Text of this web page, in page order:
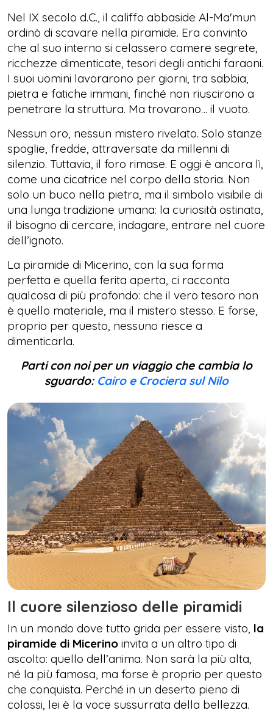
Nel IX secolo d.C., il califfo abbaside Al-Ma'mun
ordinò di scavare nella piramide. Era convinto
che al suo interno si celassero camere segrete,
ricchezze dimenticate, tesori degli antichi faraoni.
I suoi uomini lavorarono per giorni, tra sabbia,
pietra e fatiche immani, finché non riuscirono a
penetrare la struttura. Ma trovarono… il vuoto.
Nessun oro, nessun mistero rivelato. Solo stanze
spoglie, fredde, attraversate da millenni di
silenzio. Tuttavia, il foro rimase. E oggi è ancora lì,
come una cicatrice nel corpo della storia. Non
solo un buco nella pietra, ma il simbolo visibile di
una lunga tradizione umana: la curiosità ostinata,
il bisogno di cercare, indagare, entrare nel cuore
dell’ignoto.
La piramide di Micerino, con la sua forma
perfetta e quella ferita aperta, ci racconta
qualcosa di più profondo: che il vero tesoro non
è quello materiale, ma il mistero stesso. E forse,
proprio per questo, nessuno riesce a
dimenticarla.
Parti con noi per un viaggio che cambia lo
sguardo: Cairo e Crociera sul Nilo
Il cuore silenzioso delle piramidi
In un mondo dove tutto grida per essere visto, la
piramide di Micerino invita a un altro tipo di
ascolto: quello dell’anima. Non sarà la più alta,
né la più famosa, ma forse è proprio per questo
che conquista. Perché in un deserto pieno di
colossi, lei è la voce sussurrata della bellezza.